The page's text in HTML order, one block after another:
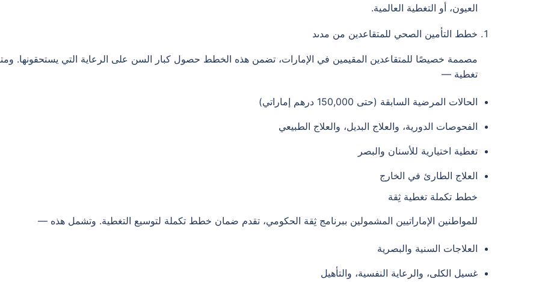
العيون، أو التغطية العالمية.
خطط التأمين الصحي للمتقاعدين من مدىد
مصممة خصيصًا للمتقاعدين المقيمين في الإمارات، تضمن هذه الخطط حصول كبار السن على الرعاية التي يستحقونها.
تغطية —
الحالات المرضية السابقة (حتى 150,000 درهم إماراتي)
الفحوصات الدورية، والعلاج البديل، والعلاج الطبيعي
تغطية اختيارية للأسنان والبصر
العلاج الطارئ في الخارج
خطط تكملة تغطية ثِقة
للمواطنين الإماراتيين المشمولين ببرنامج ثِقة الحكومي، تقدم ضمان خطط تكملة لتوسيع التغطية. وتشمل هذه —
العلاجات السنية والبصرية
غسيل الكلى، والرعاية النفسية، والتأهيل